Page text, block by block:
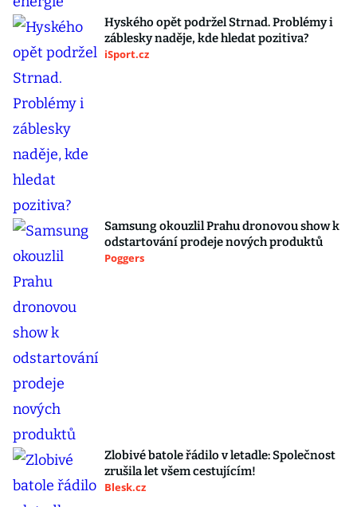
Hyského opět podržel Strnad. Problémy i
záblesky naděje, kde hledat pozitiva?
iSport.cz
Samsung okouzlil Prahu dronovou show k
odstartování prodeje nových produktů
Poggers
Zlobivé batole řádilo v letadle: Společnost
zrušila let všem cestujícím!
Blesk.cz